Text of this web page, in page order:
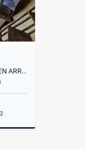
HERMOSA CASA ECOLÓGICA EN ARRIENDO – MINCA - G.019
2